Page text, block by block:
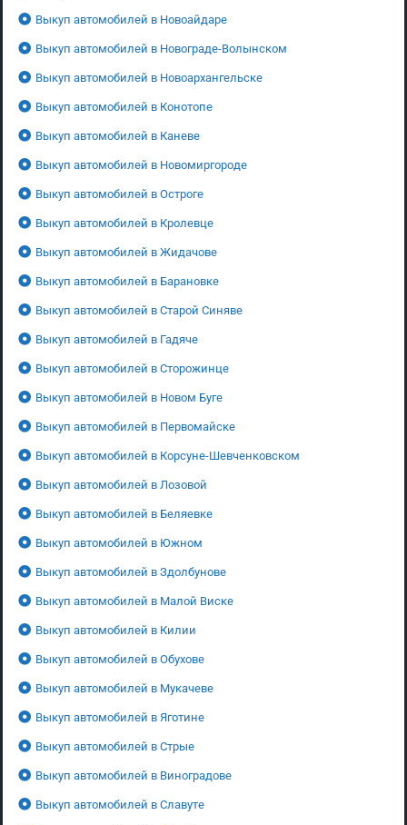
Выкуп автомобилей в Новоайдаре
Выкуп автомобилей в Новограде-Волынском
Выкуп автомобилей в Новоархангельске
Выкуп автомобилей в Конотопе
Выкуп автомобилей в Каневе
Выкуп автомобилей в Новомиргороде
Выкуп автомобилей в Остроге
Выкуп автомобилей в Кролевце
Выкуп автомобилей в Жидачове
Выкуп автомобилей в Барановке
Выкуп автомобилей в Старой Синяве
Выкуп автомобилей в Гадяче
Выкуп автомобилей в Сторожинце
Выкуп автомобилей в Новом Буге
Выкуп автомобилей в Первомайске
Выкуп автомобилей в Корсуне-Шевченковском
Выкуп автомобилей в Лозовой
Выкуп автомобилей в Беляевке
Выкуп автомобилей в Южном
Выкуп автомобилей в Здолбунове
Выкуп автомобилей в Малой Виске
Выкуп автомобилей в Килии
Выкуп автомобилей в Обухове
Выкуп автомобилей в Мукачеве
Выкуп автомобилей в Яготине
Выкуп автомобилей в Стрые
Выкуп автомобилей в Виноградове
Выкуп автомобилей в Славуте